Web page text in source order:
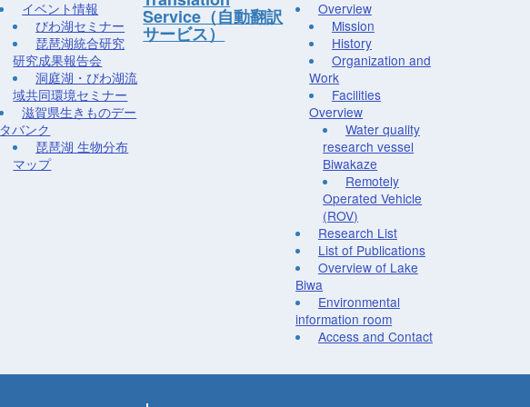
イベント情報
びわ湖セミナー
琵琶湖統合研究
研究成果報告会
洞庭湖・びわ湖流
域共同環境セミナー
滋賀県生きものデー
タバンク
琵琶湖 生物分布
マップ
Service（自動翻訳
サービス）
Overview
Mission
History
Organization and
Work
Facilities
Overview
Water quality
research vessel
Biwakaze
Remotely
Operated Vehicle
(ROV)
Research List
List of Publications
Overview of Lake
Biwa
Environmental
information room
Access and Contact